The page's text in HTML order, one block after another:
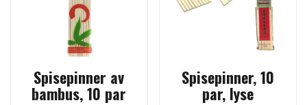
Spisepinner av
bambus, 10 par
Spisepinner, 10
par, lyse